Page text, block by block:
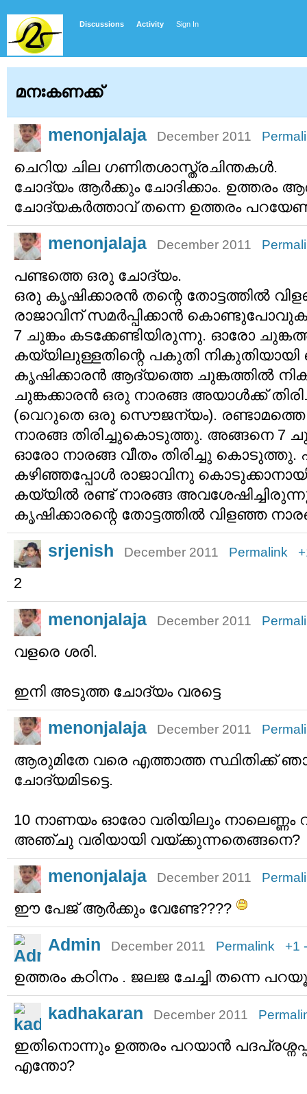
Discussions Activity Sign In
മനഃകണക്ക്
menonjalaja December 2011
ചെറിയ ചില ഗണിതശാസ്ത്രചിന്തകള്‍.
ചോദ്യം ആര്‍ക്കും ചോദിക്കാം. ഉത്തരം
ചോദ്യകര്‍ത്താവ് തന്നെ ഉത്തരം
menonjalaja December 2011
പണ്ടത്തെ ഒരു ചോദ്യം.
ഒരു കൃഷിക്കാരന്‍ തന്റെ തോട്ടത്തില്‍
രാജാവിന് സമര്‍പ്പിക്കാന്‍
7 ചുങ്കം കടക്കേണ്ടിയിരുന്നു. ഓരോ
കയ്യിലുള്ളതിന്റെ പകുതി
കൃഷിക്കാരന്‍ ആദ്യത്തെ ചുങ്കത്തില്‍
ചുങ്കക്കാരന്‍ ഒരു നാരങ്ങ അയാള്‍ക്ക്
(വെറുതെ ഒരു സൌജന്യം). രണ്ടാമത്തെ
നാരങ്ങ തിരിച്ചുകൊടുത്തു. അങ്ങനെ 7
ഓരോ നാരങ്ങ വീതം തിരിച്ചു കൊടുത്തു.
കഴിഞ്ഞപ്പോള്‍ രാജാവിനു
കയ്യില്‍ രണ്ട് നാരങ്ങ
കൃഷിക്കാരന്റെ തോട്ടത്തില്‍ വിളഞ്ഞ
srjenish December 2011 Permalink
2
menonjalaja December 2011
വളരെ ശരി.
ഇനി അടുത്ത ചോദ്യം വരട്ടെ
menonjalaja December 2011
ആരുമിതേ വരെ എത്താത്ത സ്ഥിതിക്ക്
ചോദ്യമിടട്ടെ.
10 നാണയം ഓരോ വരിയിലും നാലെണ്ണം
അഞ്ചു വരിയായി വയ്ക്കുന്നതെങ്ങനെ?
menonjalaja December 2011
ഈ പേജ് ആര്‍ക്കും വേണ്ടേ????
Admin December 2011 Permalink +1
ഉത്തരം കഠിനം . ജലജ ചേച്ചി തന്നെ
kadhakaran December 2011
ഇതിനൊന്നും ഉത്തരം പറയാന്‍
എന്തോ?